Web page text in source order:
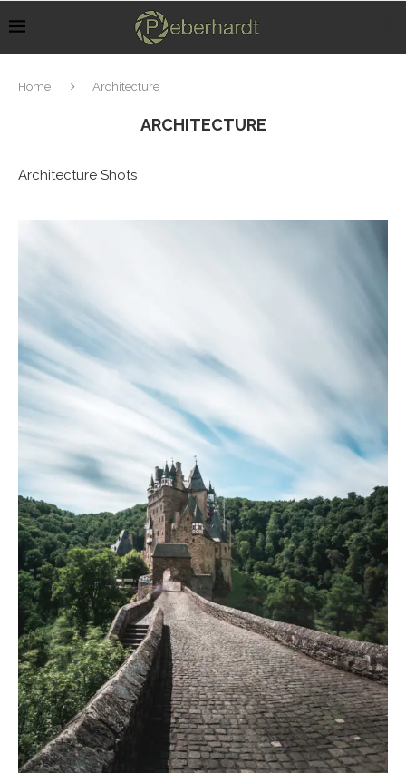
Home Architecture
ARCHITECTURE
Architecture Shots